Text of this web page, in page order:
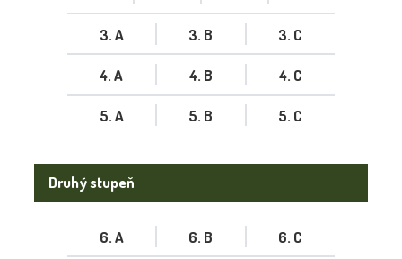
3. A 3. B 3. C
4. A 4. B 4. C
5. A 5. B 5. C
Druhý stupeň
6. A 6. B 6. C